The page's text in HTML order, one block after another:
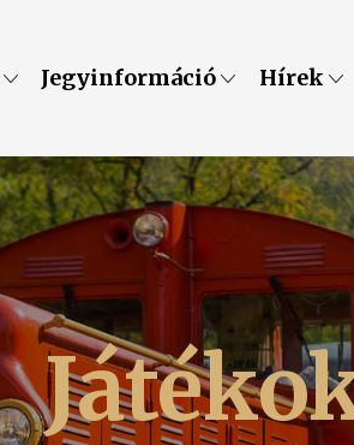
Jegyinformáció Hírek